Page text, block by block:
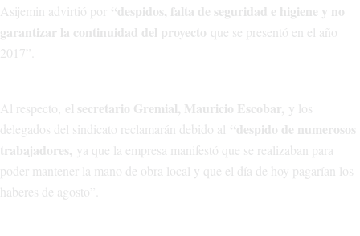
Asijemin advirtió por “despidos, falta de seguridad e higiene y no
garantizar la continuidad del proyecto que se presentó en el año
2017”.
Al respecto, el secretario Gremial, Mauricio Escobar, y los
delegados del sindicato reclamarán debido al “despido de numerosos
trabajadores, ya que la empresa manifestó que se realizaban para
poder mantener la mano de obra local y que el día de hoy pagarían los
haberes de agosto”.